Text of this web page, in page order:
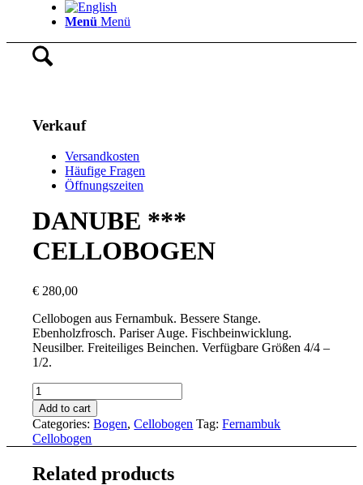
Menü Menü
Verkauf
Versandkosten
Häufige Fragen
Öffnungszeiten
DANUBE ***
CELLOBOGEN
€ 280,00
Cellobogen aus Fernambuk. Bessere Stange.
Ebenholzfrosch. Pariser Auge. Fischbeinwicklung.
Neusilber. Freiteiliges Beinchen. Verfügbare Größen 4/4 –
1/2.
DANUBE
***
CELLOBOGEN
quantity
Add to cart
Categories:Bogen,Cellobogen Tag:Fernambuk
Cellobogen
Related products